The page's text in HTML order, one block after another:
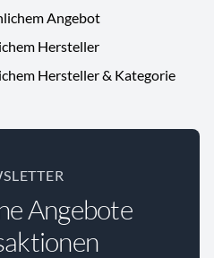
Angebot
Hersteller
Hersteller & Kategorie
Angebote